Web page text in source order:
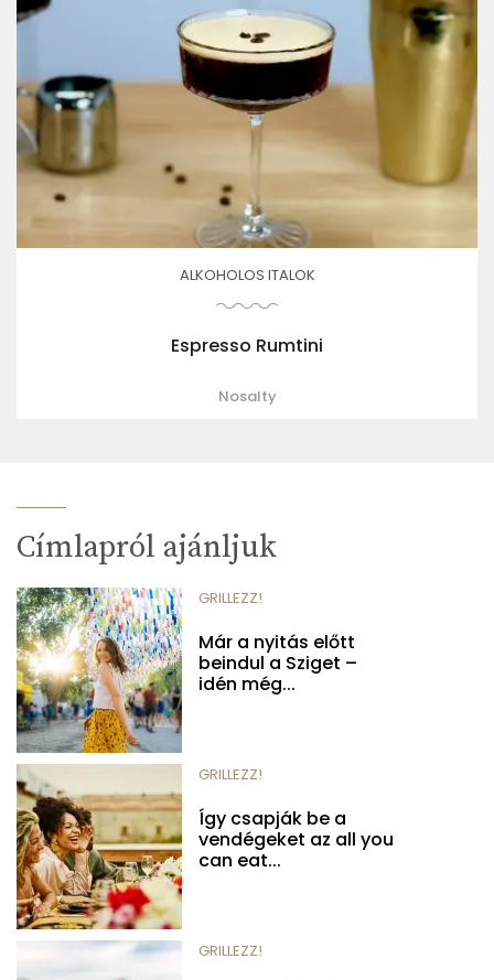
ALKOHOLOS ITALOK
Espresso Rumtini
Nosalty
Címlapról ajánljuk
GRILLEZZ!
Már a nyitás előtt
beindul a Sziget –
idén még...
GRILLEZZ!
Így csapják be a
vendégeket az all you
can eat...
GRILLEZZ!